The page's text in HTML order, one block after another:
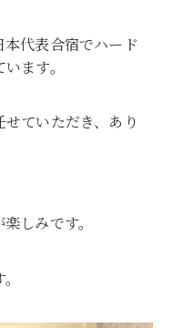
代表合宿でハード
ます。
ていただき、あり
しみです。